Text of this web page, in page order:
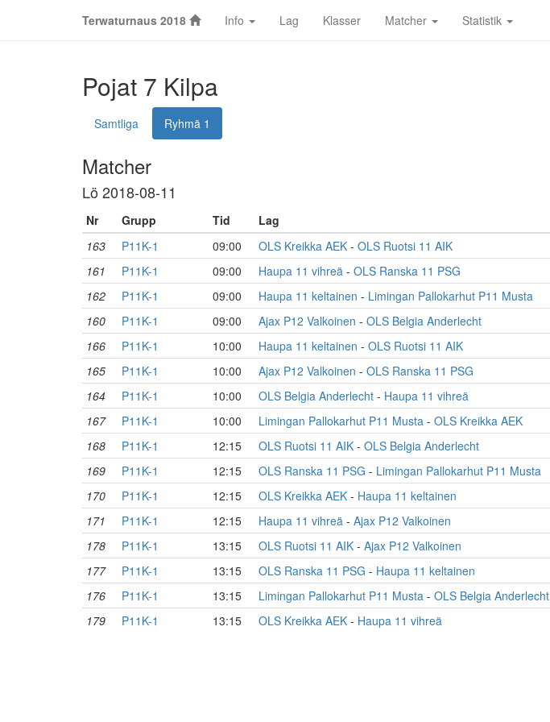
Terwaturnaus 2018 Info Lag Klasser Matcher Statistik
Pojat 7 Kilpa
Samtliga Ryhmä 1
Matcher
Lö 2018-08-11
Nr Grupp Tid Lag
163
P11K-1 09:00 OLS Kreikka AEK - OLS Ruotsi 11 AIK
161
P11K-1 09:00 Haupa 11 vihreä - OLS Ranska 11 PSG
162
P11K-1 09:00 Haupa 11 keltainen - Limingan Pallokarhut P11 Musta
160
P11K-1 09:00 Ajax P12 Valkoinen - OLS Belgia Anderlecht
166
P11K-1 10:00 Haupa 11 keltainen - OLS Ruotsi 11 AIK
165
P11K-1 10:00 Ajax P12 Valkoinen - OLS Ranska 11 PSG
164
P11K-1 10:00 OLS Belgia Anderlecht - Haupa 11 vihreä
167
P11K-1 10:00 Limingan Pallokarhut P11 Musta - OLS Kreikka AEK
168
P11K-1 12:15 OLS Ruotsi 11 AIK - OLS Belgia Anderlecht
169
P11K-1 12:15 OLS Ranska 11 PSG - Limingan Pallokarhut P11 Musta
170
P11K-1 12:15 OLS Kreikka AEK - Haupa 11 keltainen
171
P11K-1 12:15 Haupa 11 vihreä - Ajax P12 Valkoinen
178
P11K-1 13:15 OLS Ruotsi 11 AIK - Ajax P12 Valkoinen
177
P11K-1 13:15 OLS Ranska 11 PSG - Haupa 11 keltainen
176
P11K-1 13:15 Limingan Pallokarhut P11 Musta - OLS Belgia Anderlecht
179
P11K-1 13:15 OLS Kreikka AEK - Haupa 11 vihreä